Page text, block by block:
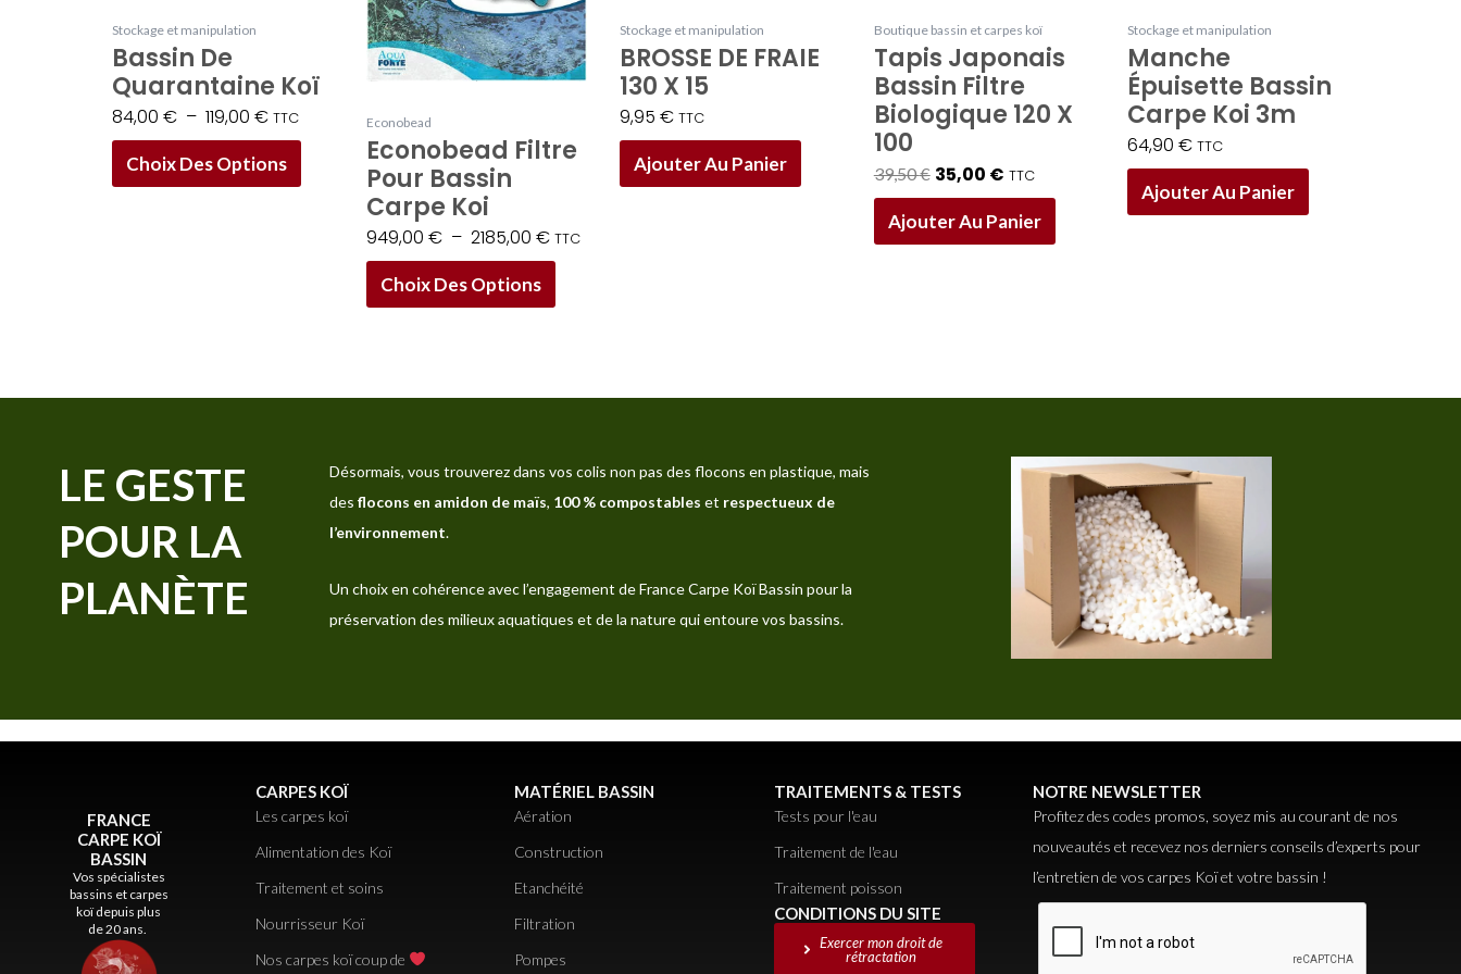
Stockage et manipulation
Bassin De
Quarantaine Koï
84,00€ – 119,00€ TTC
Choix Des Options
sur
page
Econobead
Econobead Filtre
Pour Bassin
Carpe Koi
949,00 € – 2185,00 € TTC
Choix Des Options
être
choisies
sur
page
Stockage et manipulation
BROSSE DE FRAIE
130 X 15
9,95€ TTC
Ajouter Au Panier
Boutique bassin et carpes koï
Tapis Japonais
Bassin Filtre
Biologique 120 X
100
39,50€ 35,00 € TTC
Ajouter Au Panier
Stockage et manipulation
Manche
Épuisette Bassin
Carpe Koi 3m
64,90€ TTC
Ajouter Au Panier
LE GESTE
POUR LA
PLANÈTE
Désormais, vous trouverez dans vos colis non pas des flocons en plastique, mais
desflocons en amidon de maïs, 100 % compostables et respectueux de
l’environnement.
Un choix en cohérence avec l’engagement de France Carpe Koï Bassin pour la
préservation des milieux aquatiques et de la nature qui entoure vos bassins.
FRANCE
CARPE KOÏ
BASSIN
Vos spécialistes
bassins et carpes
koï depuis plus
de 20 ans.
CARPES KOÏ
Les carpes koï
Alimentation des Koï
Traitement et soins
Nourrisseur Koï
Nos carpes koï coup de
MATÉRIEL BASSIN
Aération
Construction
Etanchéité
Filtration
Pompes
TRAITEMENTS & TESTS
Tests pour l'eau
Traitement de l'eau
Traitement poisson
CONDITIONS DU SITE
Exercer mon droit de
rétractation
NOTRE NEWSLETTER
Profitez des codes promos, soyez mis au courant de nos
nouveautés et recevez nos derniers conseils d’experts pour
l’entretien de vos carpes Koï et votre bassin !